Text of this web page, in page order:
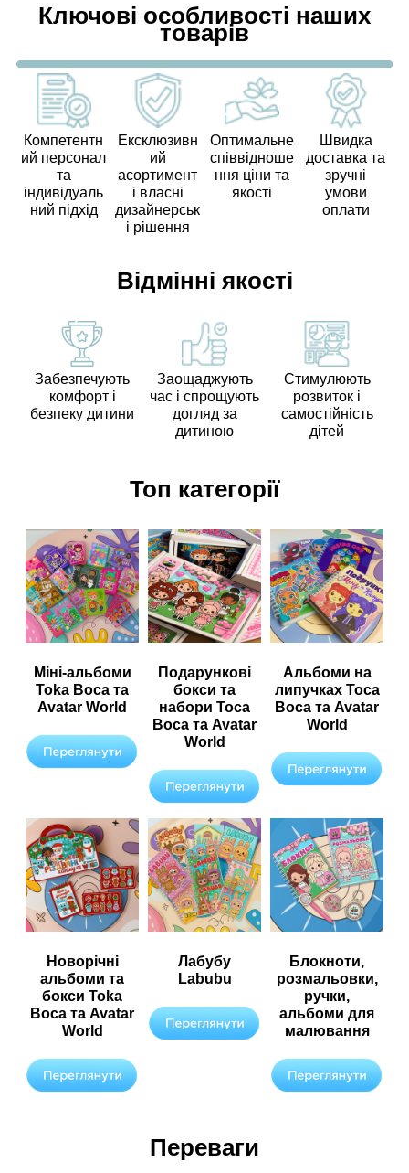
Ключові особливості наших
товарів
Компетентн
ий персонал
та
індивідуаль
ний підхід
Ексклюзивн
ий
асортимент
і власні
дизайнерськ
і рішення
Оптимальне
співвідноше
ння ціни та
якості
Швидка
доставка та
зручні
умови
оплати
Відмінні якості
Забезпечують
комфорт і
безпеку дитини
Заощаджують
час і спрощують
догляд за
дитиною
Стимулюють
розвиток і
самостійність
дітей
Топ категорії
Міні-альбоми
Toka Boca та
Avatar World
Подарункові
бокси та
набори Toca
Boca та Avatar
World
Альбоми на
липучках Toca
Boca та Avatar
World
Новорічні
альбоми та
бокси Toka
Boca та Avatar
World
Лабубу
Labubu
Блокноти,
розмальовки,
ручки,
альбоми для
малювання
Переваги